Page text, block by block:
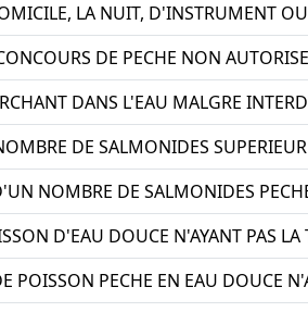
LA NUIT, D'INSTRUMENT
DE PECHE NON
DANS L'EAU MALGRE
DE SALMONIDES
NOMBRE DE SALMONIDES
D'EAU DOUCE N'AYANT PAS LA
POISSON PECHE EN EAU DOUCE